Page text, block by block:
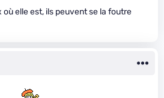
où elle est, ils peuvent se la foutre